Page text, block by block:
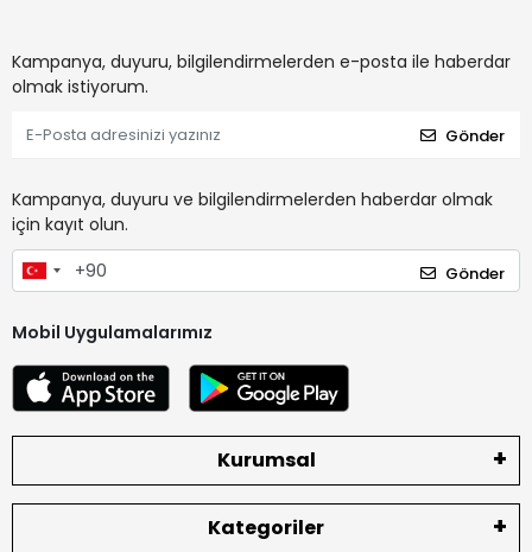
Kampanya, duyuru, bilgilendirmelerden e-posta ile haberdar
olmak istiyorum.
Gönder
Kampanya, duyuru ve bilgilendirmelerden haberdar olmak
için kayıt olun.
Gönder
Mobil Uygulamalarımız
Kurumsal
Kategoriler